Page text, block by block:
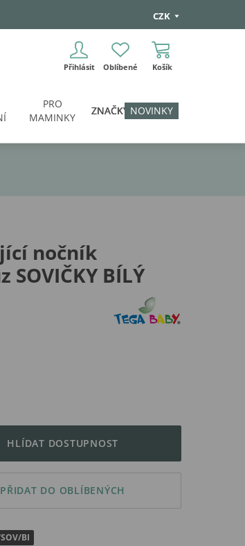
CZK
Přihlásit Oblíbené Košík
PRO
MAMINKY
ZNAČKY NOVINKY
nočník
BÍLÝ
HLÍDAT DOSTUPNOST
PŘIDAT DO OBLÍBENÝCH
BI